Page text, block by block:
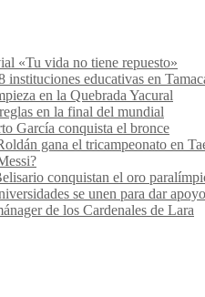
«Tu vida no tiene repuesto»
instituciones educativas en
en la Quebrada Yacural
en la final del mundial
García conquista el bronce
gana el tricampeonato en
conquistan el oro
se unen para dar
de los Cardenales de Lara